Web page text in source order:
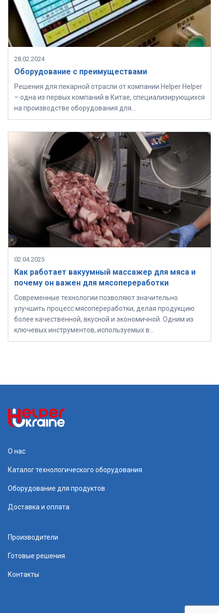
28.02.2024
Оборудование с преимуществами
Решения для пекарной отрасли от компании Helper Helper
– одна из первых компаний в Китае, специализирующихся
на производстве оборудования для…
02.04.2025
Как работает вакуумный массажер для мяса и
почему он важен для мясопереработки
Современные технологии позволяют значительно
улучшить процесс мясопереработки, делая продукцию
более качественной, вкусной и экономичной. Одним из
ключевых инструментов, используемых в…
О нас
Каталог технологического оборудования
Оборудование для продуктов
Доставка и оплата
Производители
Готовые решения
Контакты